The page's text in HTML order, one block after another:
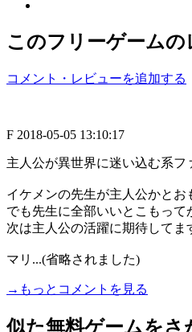
このフリーゲームの
コメント・レビューを追加する
F 2018-05-05 13:10:17
主人公が異世界に迷い込む系フ
イケメンの先生が主人公かと
でも先生に全部いいとこもって
次は主人公の活躍に期待してま
マリ...(省略されました)
→もっとコメントを見る
似た無料ゲームをさ